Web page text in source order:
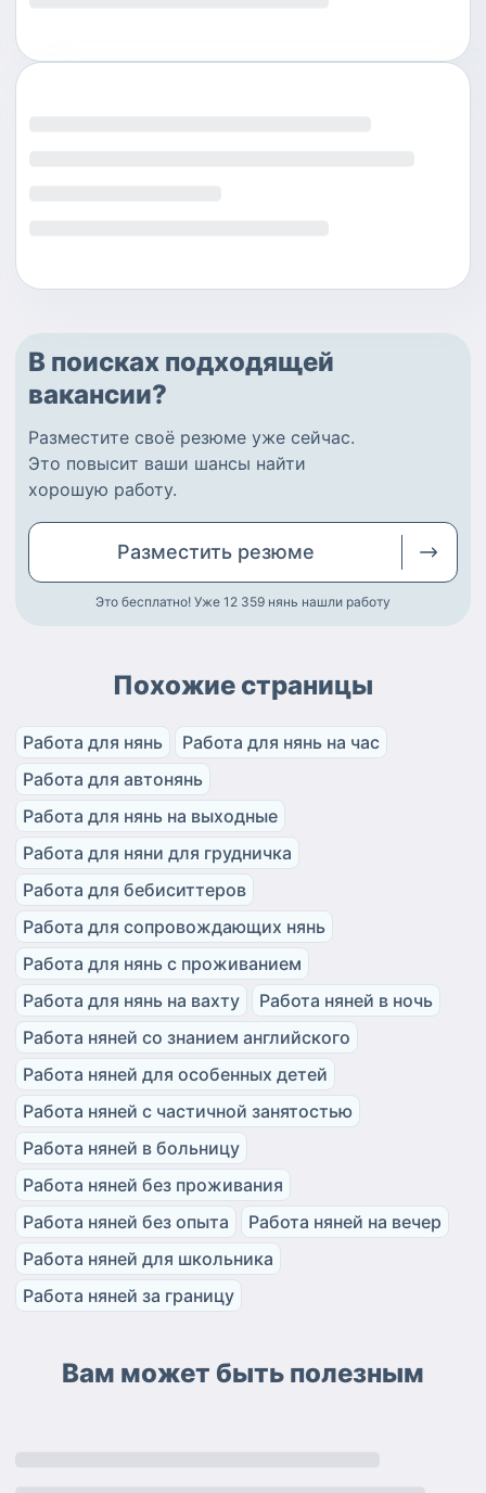
В поисках подходящей
вакансии?
Разместите своё резюме уже сейчас.
Это повысит ваши шансы найти
хорошую работу.
Разместить резюме
Это бесплатно! Уже 12 359 нянь нашли работу
Похожие страницы
Работа для нянь
Работа для нянь на час
Работа для автонянь
Работа для нянь на выходные
Работа для няни для грудничка
Работа для бебиситтеров
Работа для сопровождающих нянь
Работа для нянь с проживанием
Работа для нянь на вахту
Работа няней в ночь
Работа няней со знанием английского
Работа няней для особенных детей
Работа няней с частичной занятостью
Работа няней в больницу
Работа няней без проживания
Работа няней без опыта
Работа няней на вечер
Работа няней для школьника
Работа няней за границу
Вам может быть полезным